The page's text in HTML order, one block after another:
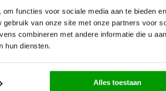
functies voor sociale media aan te bieden
van onze site met onze partners voor
combineren met andere informatie die u
hun diensten.
Alles toestaan